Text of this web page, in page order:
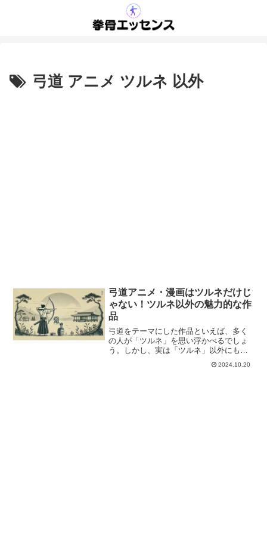
弓道 アニメ ツルネ 以外
弓道アニメ・漫画はツルネだけじ
ゃない！ツルネ以外の魅力的な作
品
弓道をテーマにした作品といえば、多く
の人が「ツルネ」を思い浮かべるでしょ
う。しかし、実は「ツルネ」以外にも弓
存在します。この記事では、ツルネ以外
2024.10.20